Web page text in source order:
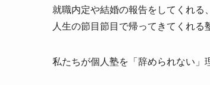
就職内定や結婚の報告をしてくれる
人生の節目節目で帰ってきてくれる
私たちが個人塾を「辞められない」